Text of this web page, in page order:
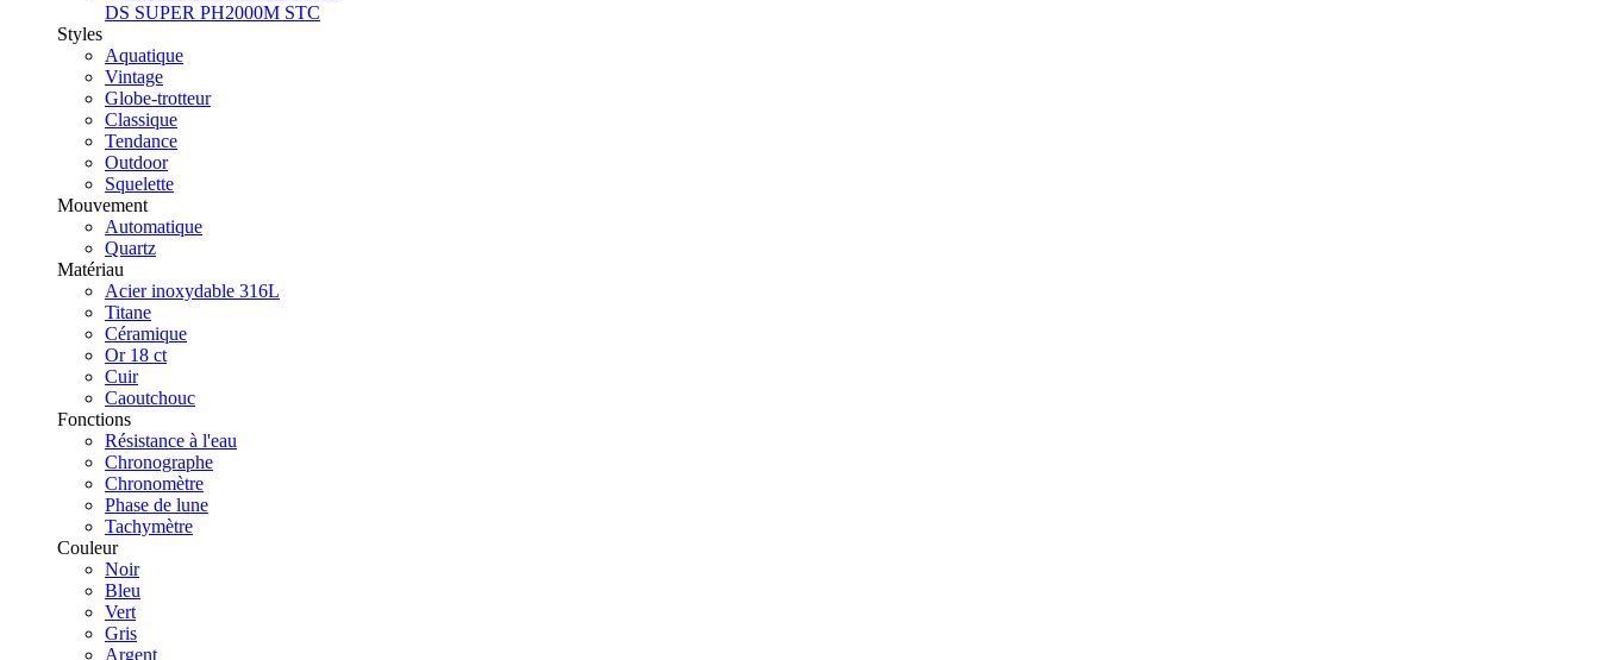
DS SUPER PH2000M STC
Styles
Aquatique
Vintage
Globe-trotteur
Classique
Tendance
Outdoor
Squelette
Mouvement
Automatique
Quartz
Matériau
Acier inoxydable 316L
Titane
Céramique
Or 18 ct
Cuir
Caoutchouc
Fonctions
Résistance à l'eau
Chronographe
Chronomètre
Phase de lune
Tachymètre
Couleur
Noir
Bleu
Vert
Gris
Argent